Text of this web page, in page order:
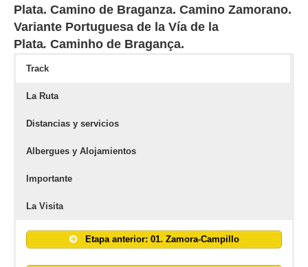
Plata. Camino de Braganza. Camino Zamorano.
Variante Portuguesa de la Vía de la
Plata. Caminho de Bragança.
Track
La Ruta
Distancias y servicios
Albergues y Alojamientos
Importante
La Visita
Etapa anterior: 01. Zamora-Campillo